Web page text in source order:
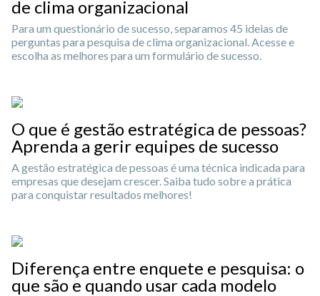
de clima organizacional
Para um questionário de sucesso, separamos 45 ideias de
perguntas para pesquisa de clima organizacional. Acesse e
escolha as melhores para um formulário de sucesso.
O que é gestão estratégica de pessoas?
Aprenda a gerir equipes de sucesso
A gestão estratégica de pessoas é uma técnica indicada para
empresas que desejam crescer. Saiba tudo sobre a prática
para conquistar resultados melhores!
Diferença entre enquete e pesquisa: o
que são e quando usar cada modelo